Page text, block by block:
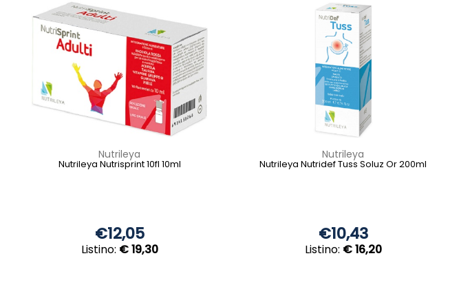
Nutrileya
Nutrileya Nutrisprint 10fl 10ml
€12,05
Listino: € 19,30
Nutrileya
Nutrileya Nutridef Tuss Soluz Or 200ml
€10,43
Listino: € 16,20